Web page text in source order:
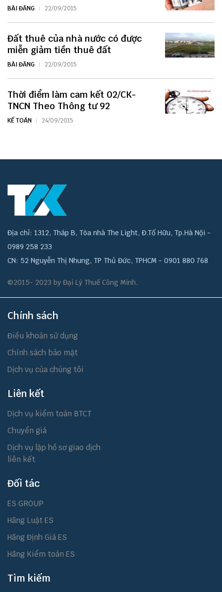
BÀI ĐĂNG 22/09/2015
Đất thuê của nhà nước có được
miễn giảm tiền thuê đất
BÀI ĐĂNG 22/09/2015
Thời điểm làm cam kết 02/CK-
TNCN Theo Thông tư 92
KẾ TOÁN 24/09/2015
Địa chỉ: 1312, Tháp B, Tòa nhà The Light, Đ.Tố Hữu, Tp.Hà Nội -
0989 258 233
CN: 52 Nguyễn Thị Nhung, TP Thủ Đức, TPHCM - 0901 880 768
©2015- 2023 by Đại Lý Thuế Công Minh.
Chính sách
Điều khoản sử dụng
Chính sách bảo mật
Dịch vụ của chúng tôi
Liên kết
Dịch vụ kiểm toán BTCT
Chuyển giá
Dịch vụ lập hồ sơ giao dịch
liên kết
Đối tác
ES GROUP
Hãng Luật ES
Hãng Định Giá ES
Hãng Kiểm toán ES
Tìm kiếm